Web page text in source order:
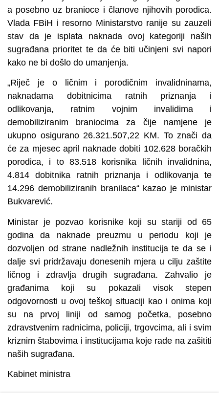
a posebno uz branioce i članove njihovih porodica.
Vlada FBiH i resorno Ministarstvo ranije su zauzeli
stav da je isplata naknada ovoj kategoriji naših
sugrađana prioritet te da će biti učinjeni svi napori
kako ne bi došlo do umanjenja.
„Riječ je o ličnim i porodičnim invalidninama,
naknadama dobitnicima ratnih priznanja i
odlikovanja, ratnim vojnim invalidima i
demobiliziranim braniocima za čije namjene je
ukupno osigurano 26.321.507,22 KM. To znači da
će za mjesec april naknade dobiti 102.628 boračkih
porodica, i to 83.518 korisnika ličnih invalidnina,
4.814 dobitnika ratnih priznanja i odlikovanja te
14.296 demobiliziranih branilaca“ kazao je ministar
Bukvarević.
Ministar je pozvao korisnike koji su stariji od 65
godina da naknade preuzmu u periodu koji je
dozvoljen od strane nadležnih institucija te da se i
dalje svi pridržavaju donesenih mjera u cilju zaštite
ličnog i zdravlja drugih sugrađana. Zahvalio je
građanima koji su pokazali visok stepen
odgovornosti u ovoj teškoj situaciji kao i onima koji
su na prvoj liniji od samog početka, posebno
zdravstvenim radnicima, policiji, trgovcima, ali i svim
kriznim štabovima i institucijama koje rade na zašititi
naših sugrađana.
Kabinet ministra